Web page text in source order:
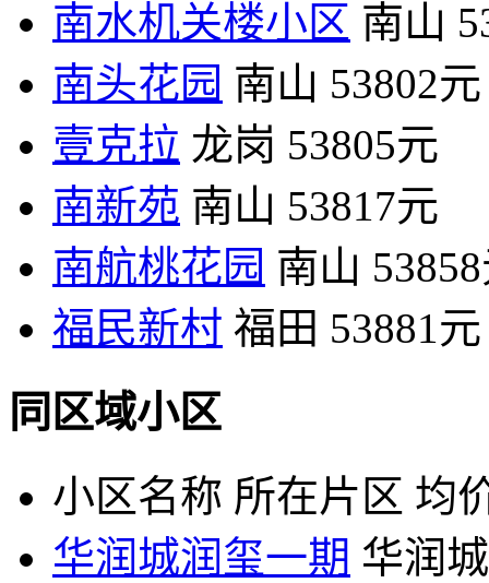
南水机关楼小区 南山
南头花园 南山 53802元
壹克拉 龙岗 53805元
南新苑 南山 53817元
南航桃花园 南山
福民新村 福田 53881元
同区域小区
小区名称 所在片区 均
华润城润玺一期 华润城